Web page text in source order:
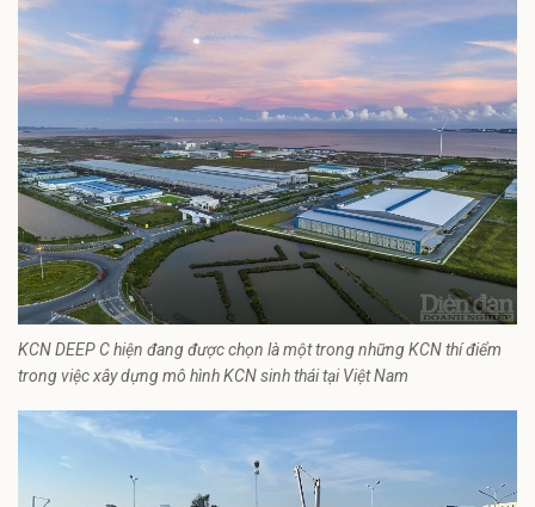
KCN DEEP C hiện đang được chọn là một trong những KCN thí điểm
trong việc xây dựng mô hình KCN sinh thái tại Việt Nam